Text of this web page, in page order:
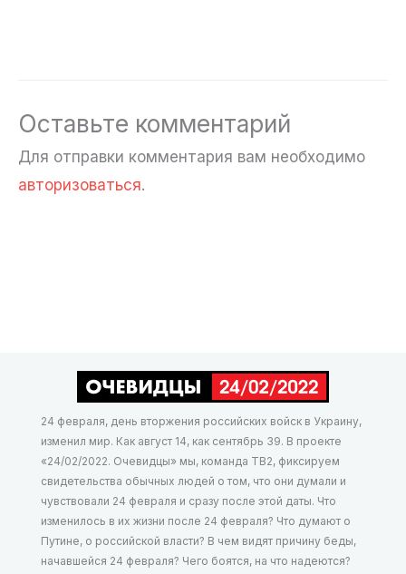
Оставьте комментарий
Для отправки комментария вам необходимо
авторизоваться.
24 февраля, день вторжения российских войск в Украину,
изменил мир. Как август 14, как сентябрь 39. В проекте
«24/02/2022. Очевидцы» мы, команда ТВ2, фиксируем
свидетельства обычных людей о том, что они думали и
чувствовали 24 февраля и сразу после этой даты. Что
изменилось в их жизни после 24 февраля? Что думают о
Путине, о российской власти? В чем видят причину беды,
начавшейся 24 февраля? Чего боятся, на что надеются?